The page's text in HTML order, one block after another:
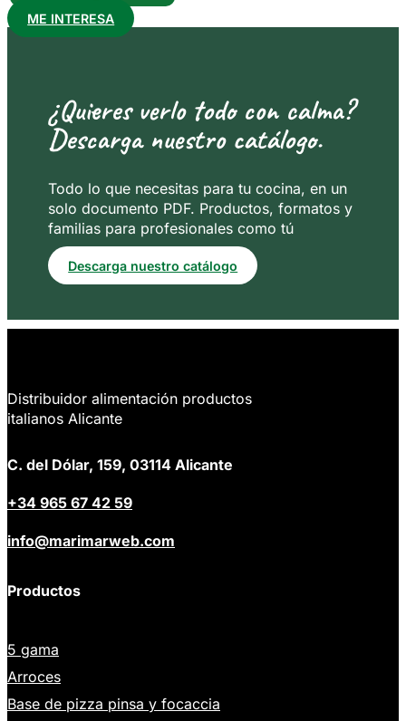
ME INTERESA
¿Quieres verlo todo con calma?
Descarga nuestro catálogo.
Todo lo que necesitas para tu cocina, en un
solo documento PDF. Productos, formatos y
familias para profesionales como tú
Descarga nuestro catálogo
Distribuidor alimentación productos
italianos Alicante
C. del Dólar, 159, 03114 Alicante
+34 965 67 42 59
info@marimarweb.com
Productos
5 gama
Arroces
Base de pizza pinsa y focaccia